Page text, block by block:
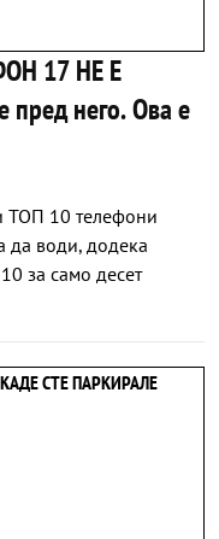
17 НЕ Е
него. Ова е
ТОП 10 телефони
да води, додека
за само десет